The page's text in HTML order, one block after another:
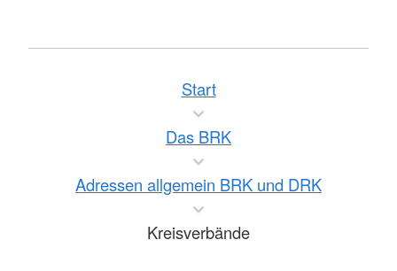
Start
Das BRK
Adressen allgemein BRK und DRK
Kreisverbände